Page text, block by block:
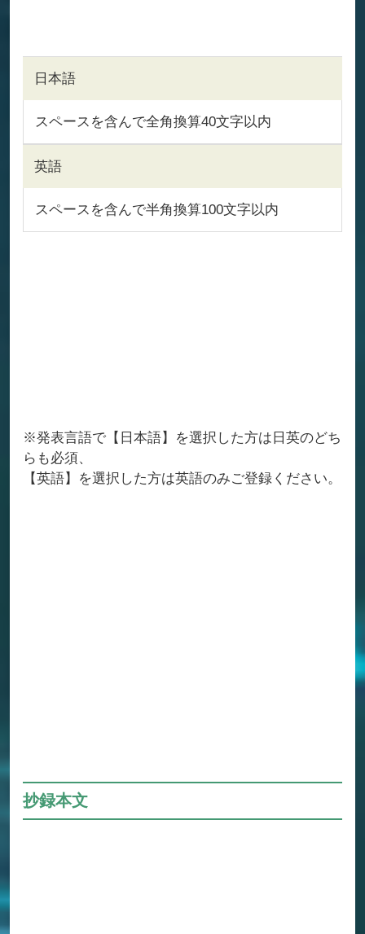
日本語
スペースを含んで全角換算40文字以内
英語
スペースを含んで半角換算100文字以内
※発表言語で【日本語】を選択した方は日英のどち
らも必須、
【英語】を選択した方は英語のみご登録ください。
抄録本文